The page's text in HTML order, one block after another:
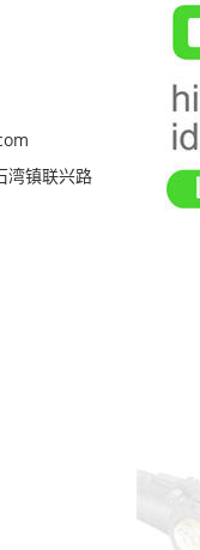
湾镇联兴路